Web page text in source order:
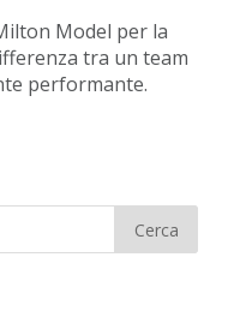
Model per la
tra un team
performante.